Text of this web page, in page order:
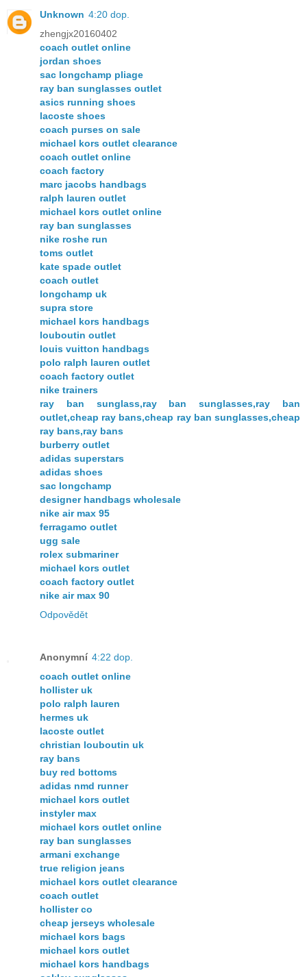
Unknown 4:20 dop.
zhengjx20160402
coach outlet online
jordan shoes
sac longchamp pliage
ray ban sunglasses outlet
asics running shoes
lacoste shoes
coach purses on sale
michael kors outlet clearance
coach outlet online
coach factory
marc jacobs handbags
ralph lauren outlet
michael kors outlet online
ray ban sunglasses
nike roshe run
toms outlet
kate spade outlet
coach outlet
longchamp uk
supra store
michael kors handbags
louboutin outlet
louis vuitton handbags
polo ralph lauren outlet
coach factory outlet
nike trainers
ray ban sunglass,ray ban sunglasses,ray ban
outlet,cheap ray bans,cheap ray ban sunglasses,cheap
ray bans,ray bans
burberry outlet
adidas superstars
adidas shoes
sac longchamp
designer handbags wholesale
nike air max 95
ferragamo outlet
ugg sale
rolex submariner
michael kors outlet
coach factory outlet
nike air max 90
Odpovědět
Anonymní 4:22 dop.
coach outlet online
hollister uk
polo ralph lauren
hermes uk
lacoste outlet
christian louboutin uk
ray bans
buy red bottoms
adidas nmd runner
michael kors outlet
instyler max
michael kors outlet online
ray ban sunglasses
armani exchange
true religion jeans
michael kors outlet clearance
coach outlet
hollister co
cheap jerseys wholesale
michael kors bags
michael kors outlet
michael kors handbags